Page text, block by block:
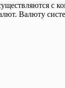
с
Валюту